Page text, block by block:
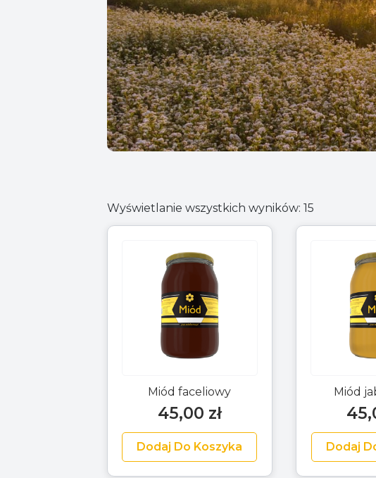
Wyświetlanie wszystkich wyników: 15
Miód faceliowy
45,00 zł
Dodaj Do Koszyka
Miód
Dodaj